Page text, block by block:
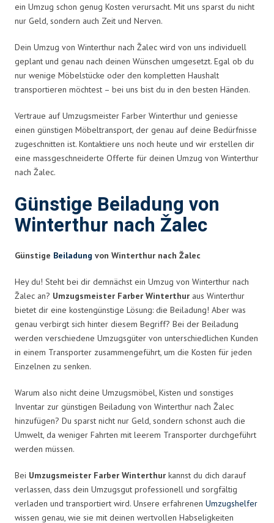
ein Umzug schon genug Kosten verursacht. Mit uns sparst du nicht
nur Geld, sondern auch Zeit und Nerven.
Dein Umzug von Winterthur nach Žalec wird von uns individuell
geplant und genau nach deinen Wünschen umgesetzt. Egal ob du
nur wenige Möbelstücke oder den kompletten Haushalt
transportieren möchtest – bei uns bist du in den besten Händen.
Vertraue auf Umzugsmeister Farber Winterthur und geniesse
einen günstigen Möbeltransport, der genau auf deine Bedürfnisse
zugeschnitten ist. Kontaktiere uns noch heute und wir erstellen dir
eine massgeschneiderte Offerte für deinen Umzug von Winterthur
nach Žalec.
Günstige Beiladung von
Winterthur nach Žalec
Günstige Beiladung von Winterthur nach Žalec
Hey du! Steht bei dir demnächst ein Umzug von Winterthur nach
Žalec an? Umzugsmeister Farber Winterthur aus Winterthur
bietet dir eine kostengünstige Lösung: die Beiladung! Aber was
genau verbirgt sich hinter diesem Begriff? Bei der Beiladung
werden verschiedene Umzugsgüter von unterschiedlichen Kunden
in einem Transporter zusammengeführt, um die Kosten für jeden
Einzelnen zu senken.
Warum also nicht deine Umzugsmöbel, Kisten und sonstiges
Inventar zur günstigen Beiladung von Winterthur nach Žalec
hinzufügen? Du sparst nicht nur Geld, sondern schonst auch die
Umwelt, da weniger Fahrten mit leerem Transporter durchgeführt
werden müssen.
Bei Umzugsmeister Farber Winterthur kannst du dich darauf
verlassen, dass dein Umzugsgut professionell und sorgfältig
verladen und transportiert wird. Unsere erfahrenen Umzugshelfer
wissen genau, wie sie mit deinen wertvollen Habseligkeiten